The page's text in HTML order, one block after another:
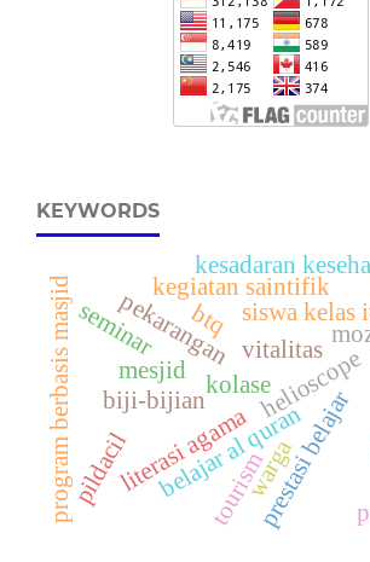
KEYWORDS
helioscope
prestasi belajar
belajar al quran
literasi agama
kolase
biji-bijian
vitalitas
siswa kelas
pekarangan
kegiatan saintifik
warga
kesadaran
mesjid
pildacil
btq
seminar
program berbasis masjid tourism